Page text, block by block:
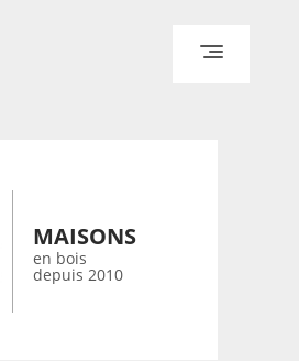
RÉALISATIONS ARCHPOINT
MAISONS
en bois
depuis 2010